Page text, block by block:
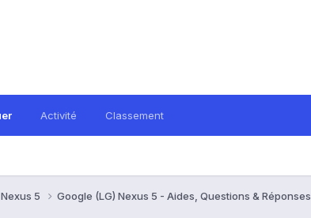
Activité Classement
5
Google (LG) Nexus 5 - Aides, Questions & Réponses